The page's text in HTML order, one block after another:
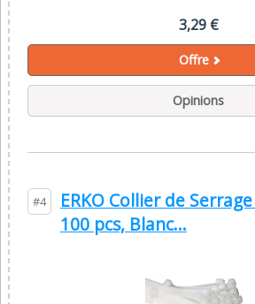
3,29 €
Offre
Opinions
#4
ERKO Collier de
100 pcs, Blanc...